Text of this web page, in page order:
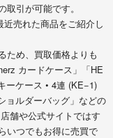
引が可能です。
売れた商品をご紹介し
ため、買取価格よりも
カードケース」「HE
ーケース • 4連 (KE−1)
ョルダーバッグ」などの
舗や公式サイトではす
いつでもお得に売買で